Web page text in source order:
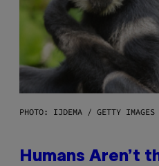
PHOTO: IJDEMA / GETTY IMAGES
Humans Aren’t